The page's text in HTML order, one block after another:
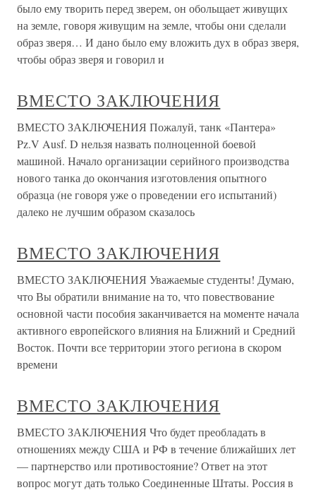
было ему творить перед зверем, он обольщает живущих
на земле, говоря живущим на земле, чтобы они сделали
образ зверя… И дано было ему вложить дух в образ зверя,
чтобы образ зверя и говорил и
ВМЕСТО ЗАКЛЮЧЕНИЯ
ВМЕСТО ЗАКЛЮЧЕНИЯ Пожалуй, танк «Пантера»
Pz.V Ausf. D нельзя назвать полноценной боевой
машиной. Начало организации серийного производства
нового танка до окончания изготовления опытного
образца (не говоря уже о проведении его испытаний)
далеко не лучшим образом сказалось
ВМЕСТО ЗАКЛЮЧЕНИЯ
ВМЕСТО ЗАКЛЮЧЕНИЯ Уважаемые студенты! Думаю,
что Вы обратили внимание на то, что повествование
основной части пособия заканчивается на моменте начала
активного европейского влияния на Ближний и Средний
Восток. Почти все территории этого региона в скором
времени
ВМЕСТО ЗАКЛЮЧЕНИЯ
ВМЕСТО ЗАКЛЮЧЕНИЯ Что будет преобладать в
отношениях между США и РФ в течение ближайших лет
— партнерство или противостояние? Ответ на этот
вопрос могут дать только Соединенные Штаты. Россия в